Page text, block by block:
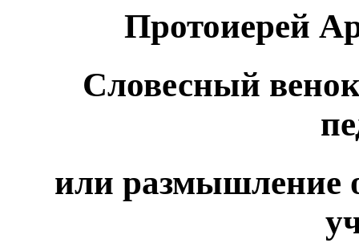
Протоиерей
Словесный
или размышление